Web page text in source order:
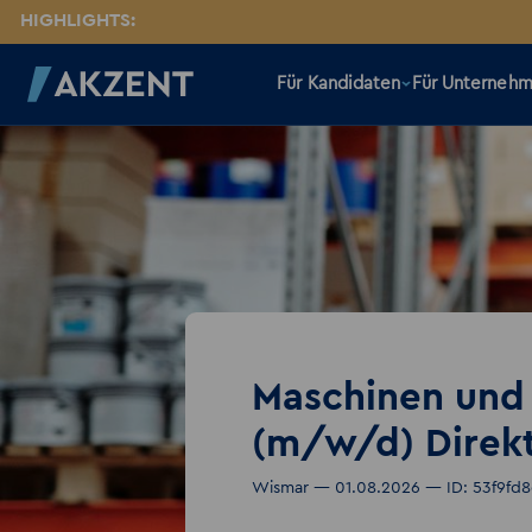
HIGHLIGHTS:
Für Kandidaten Für
Maschinen
(m/w/d)
Wismar — 01.08.2026 — ID: